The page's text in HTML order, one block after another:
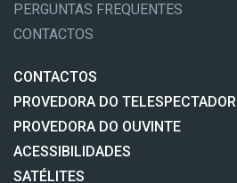
PERGUNTAS FREQUENTES
CONTACTOS
CONTACTOS
PROVEDORA DO TELESPECTADOR
PROVEDORA DO OUVINTE
ACESSIBILIDADES
SATÉLITES